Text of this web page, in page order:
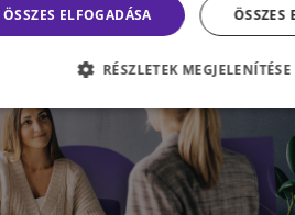
ÖSSZES ELFOGADÁSA ÖSSZES
RÉSZLETEK MEGJELENÍTÉSE